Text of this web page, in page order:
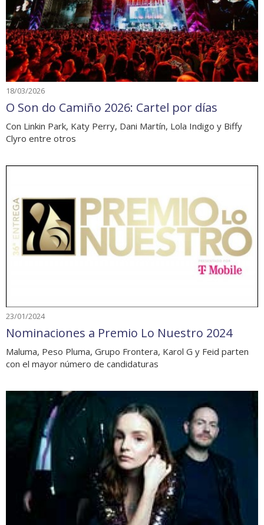
18/03/2026
O Son do Camiño 2026: Cartel por días
Con Linkin Park, Katy Perry, Dani Martín, Lola Indigo y Biffy
Clyro entre otros
23/01/2024
Nominaciones a Premio Lo Nuestro 2024
Maluma, Peso Pluma, Grupo Frontera, Karol G y Feid parten
con el mayor número de candidaturas